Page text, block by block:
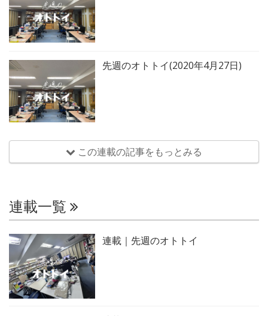
先週のオトトイ(2020年4月27日)
この連載の記事をもっとみる
連載一覧
連載｜先週のオトトイ